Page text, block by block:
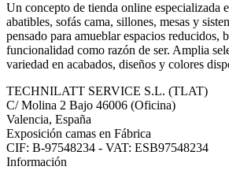
Un concepto de tienda online especializada
abatibles, sofás cama, sillones, mesas y
pensado para amueblar espacios reducidos,
funcionalidad como razón de ser. Amplia
variedad en acabados, diseños y colores
TECHNILATT SERVICE S.L. (TLAT)
C/ Molina 2 Bajo 46006 (Oficina)
Valencia, España
Exposición camas en Fábrica
CIF: B-97548234 - VAT: ESB97548234
Información